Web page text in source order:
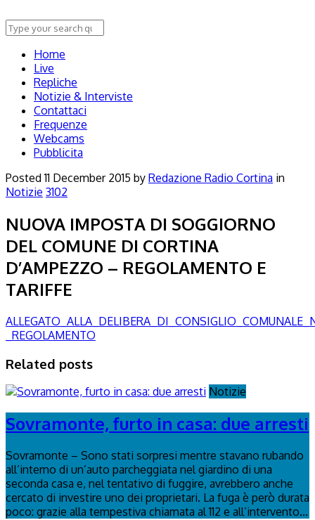
Home
Live
Repliche
Notizie & Interviste
Contattaci
Frequenze
Webcams
Pubblicita
Posted11 December 2015 by Redazione Radio Cortina in
Notizie 3102
NUOVA IMPOSTA DI SOGGIORNO
DEL COMUNE DI CORTINA
D’AMPEZZO – REGOLAMENTO E
TARIFFE
_REGOLAMENTO
Related posts
Notizie
Sovramonte, furto in casa: due arresti
Sovramonte – Sono stati sorpresi mentre stavano rubando
all’interno di un’auto parcheggiata nel giardino di una
seconda casa e, nel tentativo di fuggire, avrebbero anche
cercato di investire uno dei proprietari. La fuga è però durata
poco: grazie alla tempestiva chiamata al 112 e all’intervento...